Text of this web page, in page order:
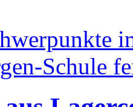
Schule